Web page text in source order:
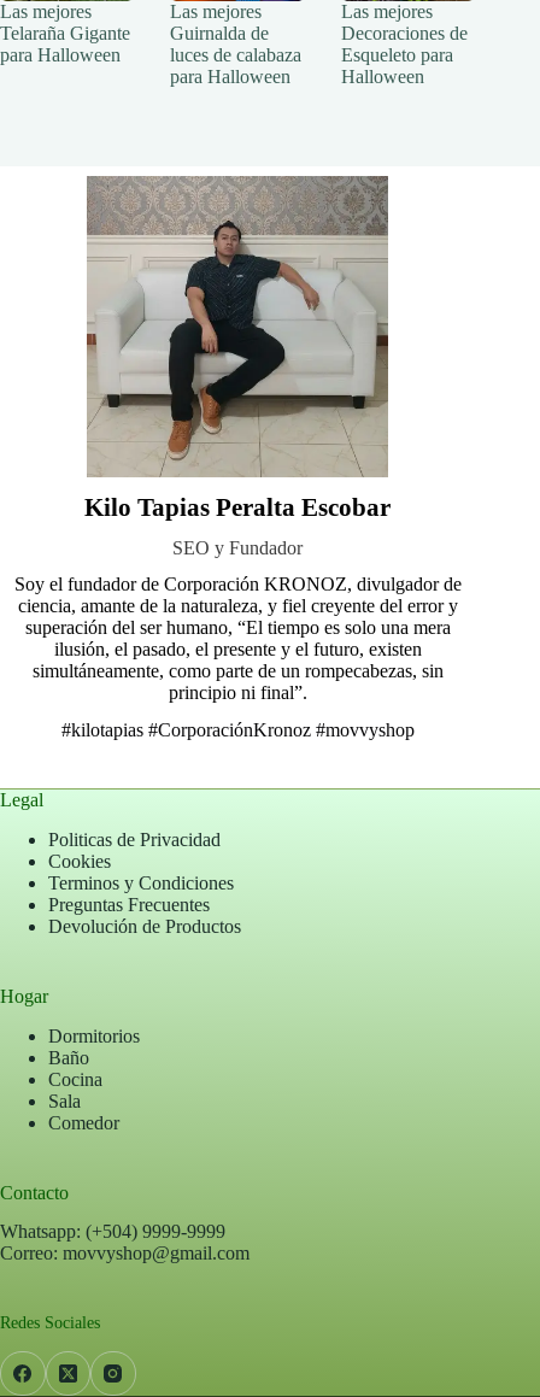
Las mejores
Telaraña Gigante
para Halloween
Las mejores
Guirnalda de
luces de calabaza
para Halloween
Las mejores
Decoraciones de
Esqueleto para
Halloween
Kilo Tapias Peralta Escobar
SEO y Fundador
Soy el fundador de Corporación KRONOZ, divulgador de
ciencia, amante de la naturaleza, y fiel creyente del error y
superación del ser humano, “El tiempo es solo una mera
ilusión, el pasado, el presente y el futuro, existen
simultáneamente, como parte de un rompecabezas, sin
principio ni final”.
#kilotapias #CorporaciónKronoz #movvyshop
Legal
Politicas de Privacidad
Cookies
Terminos y Condiciones
Preguntas Frecuentes
Devolución de Productos
Hogar
Dormitorios
Baño
Cocina
Sala
Comedor
Contacto
Whatsapp: (+504) 9999-9999
Correo: movvyshop@gmail.com
Redes Sociales